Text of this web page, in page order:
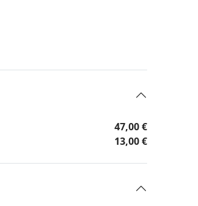
47,00 €
13,00 €